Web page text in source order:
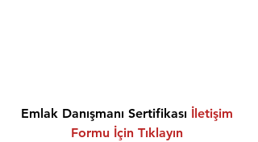
Emlak Danışmanı Sertifikası İletişim
Formu İçin Tıklayın